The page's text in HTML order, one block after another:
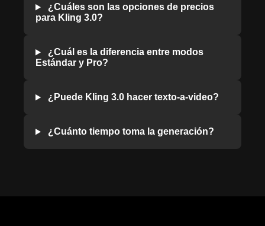
¿Cuáles son las opciones de precios
para Kling 3.0?
¿Cuál es la diferencia entre modos
Estándar y Pro?
¿Puede Kling 3.0 hacer texto-a-video?
¿Cuánto tiempo toma la generación?